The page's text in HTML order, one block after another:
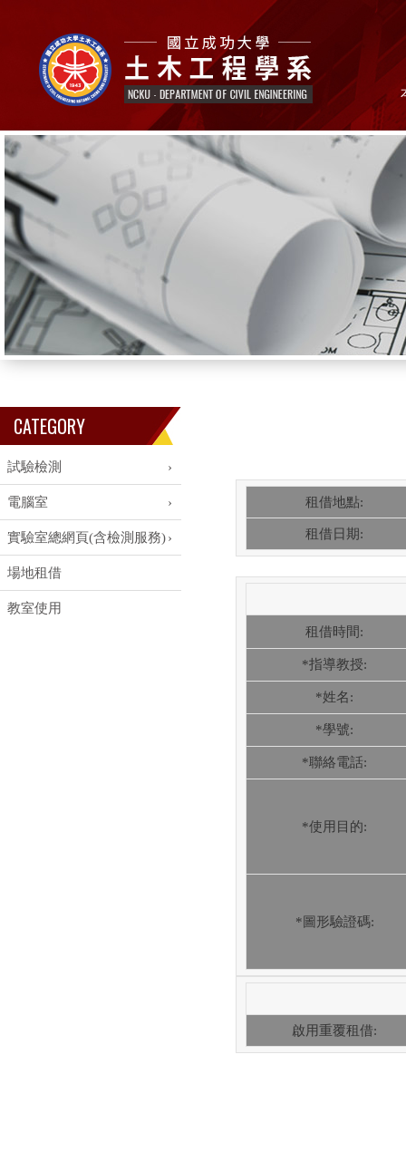
CATEGORY
試驗檢測
電腦室
實驗室總網頁(含檢測服務)
場地租借
教室使用
租借地點:
租借日期:
租借時間:
*指導教授:
*姓名:
*學號:
*聯絡電話:
*使用目的:
*圖形驗證碼:
啟用重覆租借: